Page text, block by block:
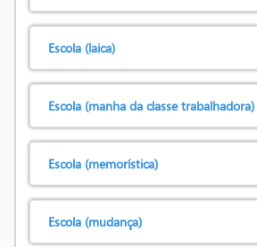
Escola (laica)
Escola (manha da classe trabalhadora)
Escola (memorística)
Escola (mudança)